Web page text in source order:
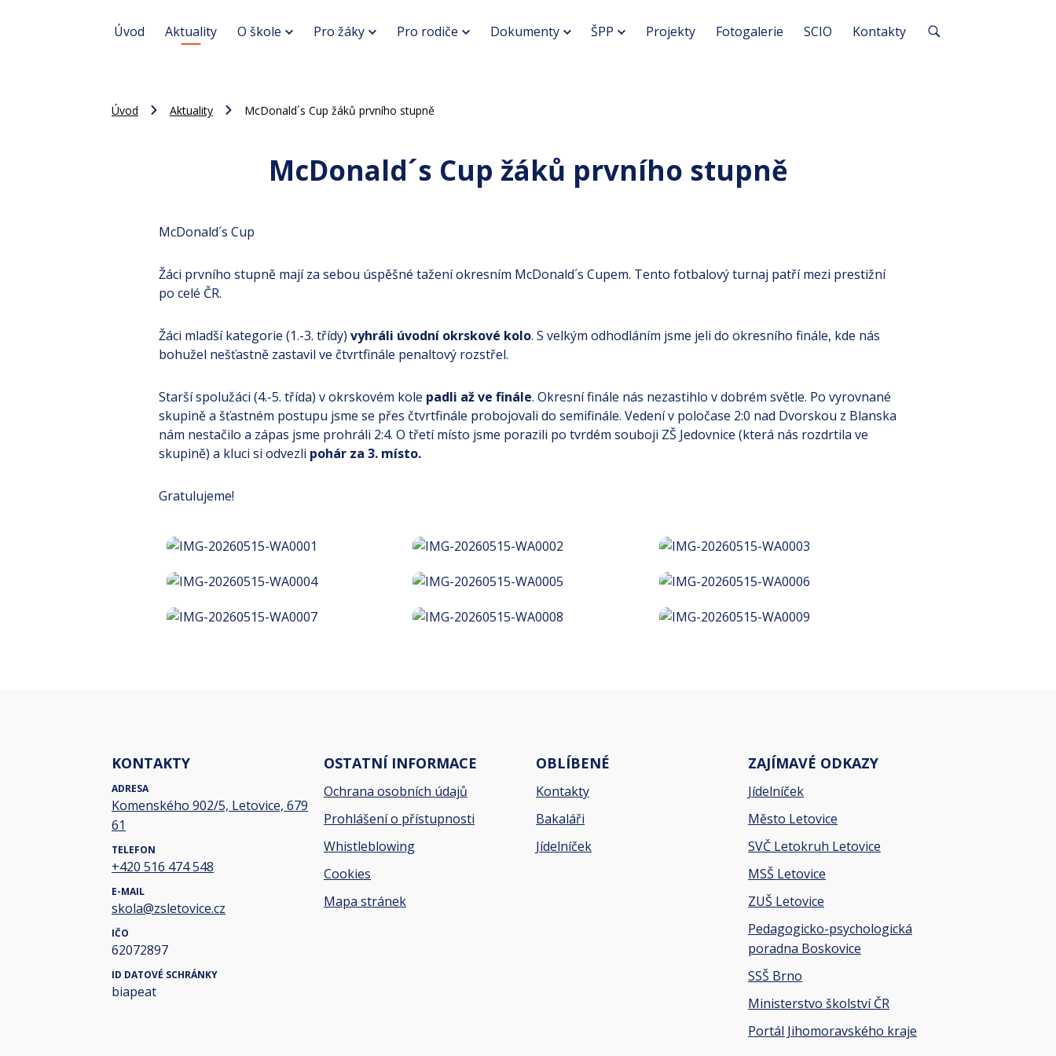
Úvod Aktuality O škole Pro žáky Pro rodiče Dokumenty ŠPP Projekty Fotogalerie SCIO Kontakty
Úvod Aktuality McDonald´s Cup žáků prvního stupně
McDonald´s Cup žáků prvního stupně
McDonald´s Cup
Žáci prvního stupně mají za sebou úspěšné tažení okresním McDonald´s Cupem. Tento fotbalový turnaj patří mezi prestižní
po celé ČR.
Žáci mladší kategorie (1.-3. třídy) vyhráli úvodní okrskové kolo. S velkým odhodláním jsme jeli do okresního finále, kde nás
bohužel nešťastně zastavil ve čtvrtfinále penaltový rozstřel.
Starší spolužáci (4.-5. třída) v okrskovém kole padli až ve finále. Okresní finále nás nezastihlo v dobrém světle. Po vyrovnané
skupině a šťastném postupu jsme se přes čtvrtfinále probojovali do semifinále. Vedení v poločase 2:0 nad Dvorskou z Blanska
nám nestačilo a zápas jsme prohráli 2:4. O třetí místo jsme porazili po tvrdém souboji ZŠ Jedovnice (která nás rozdrtila ve
skupině) a kluci si odvezli pohár za 3. místo.
Gratulujeme!
KONTAKTY
ADRESA
Komenského 902/5, Letovice, 679
61
TELEFON
+420 516 474 548
E-MAIL
skola@zsletovice.cz
IČO
62072897
ID DATOVÉ SCHRÁNKY
biapeat
OSTATNÍ INFORMACE
Ochrana osobních údajů
Prohlášení o přístupnosti
Whistleblowing
Cookies
Mapa stránek
OBLÍBENÉ
Kontakty
Bakaláři
Jídelníček
ZAJÍMAVÉ ODKAZY
Jídelníček
Město Letovice
SVČ Letokruh Letovice
MSŠ Letovice
ZUŠ Letovice
Pedagogicko-psychologická
poradna Boskovice
SSŠ Brno
Ministerstvo školství ČR
Portál Jihomoravského kraje